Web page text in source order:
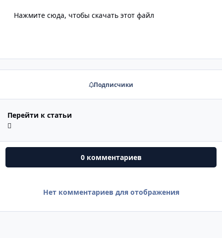
Нажмите сюда, чтобы скачать этот файл
Подписчики
Перейти к статьи
0 комментариев
Нет комментариев для отображения